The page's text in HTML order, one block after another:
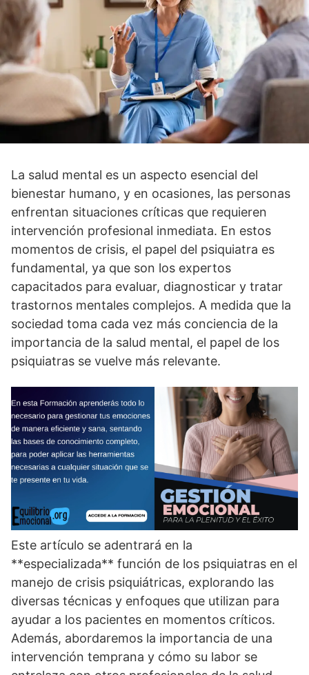
La salud mental es un aspecto esencial del
bienestar humano, y en ocasiones, las personas
enfrentan situaciones crí­ticas que requieren
intervención profesional inmediata. En estos
momentos de crisis, el papel del psiquiatra es
fundamental, ya que son los expertos
capacitados para evaluar, diagnosticar y tratar
trastornos mentales complejos. A medida que la
sociedad toma cada vez más conciencia de la
importancia de la salud mental, el papel de los
psiquiatras se vuelve más relevante.
Este artí­culo se adentrará en la
**especializada** función de los psiquiatras en el
manejo de crisis psiquiátricas, explorando las
diversas técnicas y enfoques que utilizan para
ayudar a los pacientes en momentos crí­ticos.
Además, abordaremos la importancia de una
intervención temprana y cómo su labor se